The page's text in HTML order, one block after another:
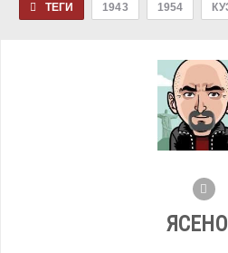
ТЕГИ 1943 1954